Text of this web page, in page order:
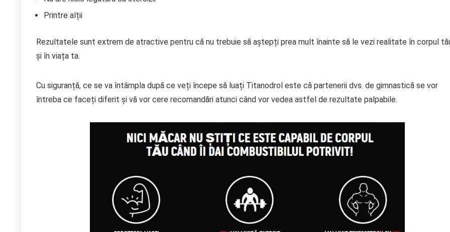
Printre alții
Rezultatele sunt extrem de atractive pentru că nu trebuie să aștepți prea mult înainte să le vezi realitate în corpul
și în viața ta.
Cu siguranță, ce se va întâmpla după ce veți începe să luați Titanodrol este că partenerii dvs. de gimnastică se vor
întreba ce faceți diferit și vă vor cere recomandări atunci când vor vedea astfel de rezultate palpabile.